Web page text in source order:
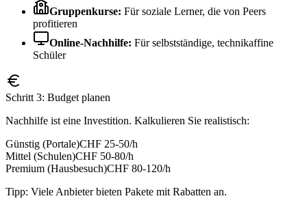
Gruppenkurse: Für soziale Lerner, die von Peers
profitieren
Online-Nachhilfe: Für selbstständige, technikaffine
Schüler
Schritt 3: Budget planen
Nachhilfe ist eine Investition. Kalkulieren Sie realistisch:
Günstig (Portale)CHF 25-50/h
Mittel (Schulen)CHF 50-80/h
Premium (Hausbesuch)CHF 80-120/h
Tipp: Viele Anbieter bieten Pakete mit Rabatten an.